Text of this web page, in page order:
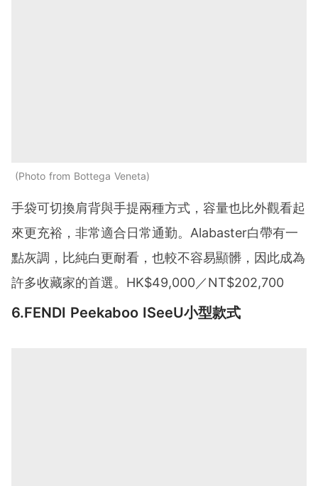
Photo from Bottega Veneta
手袋可切換肩背與手提兩種方式，容量也比外觀看起
來更充裕，非常適合日常通勤。Alabaster白帶有一
點灰調，比純白更耐看，也較不容易顯髒，因此成為
許多收藏家的首選。HK$49,000／NT$202,700
6.FENDI Peekaboo ISeeU小型款式